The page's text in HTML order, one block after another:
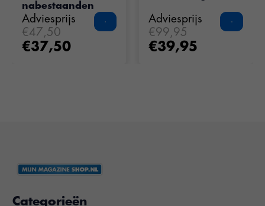
nabestaanden
Adviesprijs
€47,50
€37,50
Adviesprijs
€99,95
€39,95
Categorieën